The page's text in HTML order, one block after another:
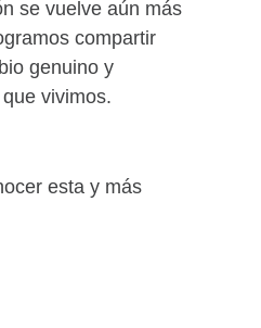
se vuelve aún más
compartir
genuino y
vivimos.
esta y más